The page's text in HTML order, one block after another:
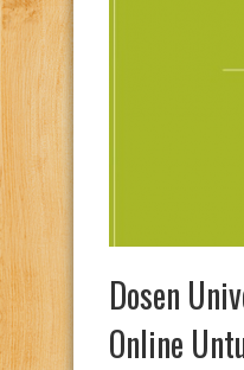
Dosen
Online